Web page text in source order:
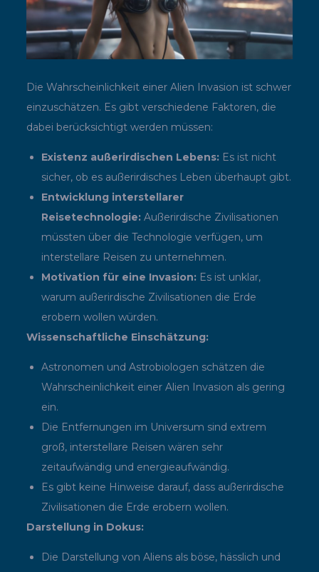
Die Wahrscheinlichkeit einer Alien Invasion ist schwer
einzuschätzen. Es gibt verschiedene Faktoren, die
dabei berücksichtigt werden müssen:
Existenz außerirdischen Lebens: Es ist nicht
sicher, ob es außerirdisches Leben überhaupt gibt.
Entwicklung interstellarer
Reisetechnologie: Außerirdische Zivilisationen
müssten über die Technologie verfügen, um
interstellare Reisen zu unternehmen.
Motivation für eine Invasion: Es ist unklar,
warum außerirdische Zivilisationen die Erde
erobern wollen würden.
Wissenschaftliche Einschätzung:
Astronomen und Astrobiologen schätzen die
Wahrscheinlichkeit einer Alien Invasion als gering
ein.
Die Entfernungen im Universum sind extrem
groß, interstellare Reisen wären sehr
zeitaufwändig und energieaufwändig.
Es gibt keine Hinweise darauf, dass außerirdische
Zivilisationen die Erde erobern wollen.
Darstellung in Dokus:
Die Darstellung von Aliens als böse, hässlich und